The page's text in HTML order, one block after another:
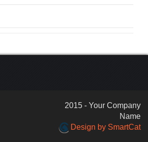
2015 - Your Company
Name
Design by SmartCat